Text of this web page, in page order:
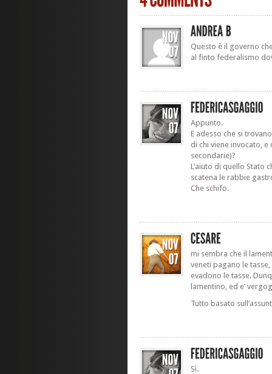
Questo è il governo
al finto federalismo
Appunto.
E adesso che si
di chi viene invocato, e
secondarie)?
L’aiuto di quello Stato
scatena le rabbie
Che schifo.
mi sembra che il
veneti pagano le
evadono le tasse.
lamentino, ed e’
Tutto basato
Sì.